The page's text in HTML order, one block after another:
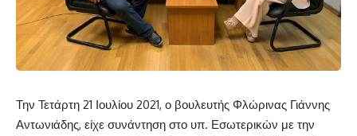
Την Τετάρτη 21 Ιουλίου 2021, ο βουλευτής Φλώρινας Γιάννης
Αντωνιάδης, είχε συνάντηση στο υπ. Εσωτερικών με την